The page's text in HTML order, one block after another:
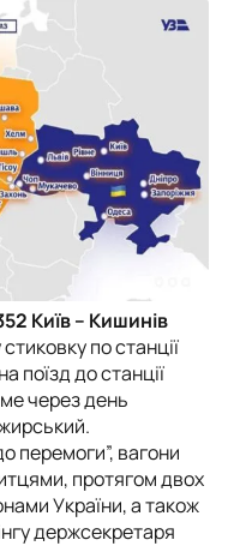
Київ – Кишинів
по станції
поїзд до станції
через день
перемоги”, вагони
протягом двох
України, а також
держсекретаря